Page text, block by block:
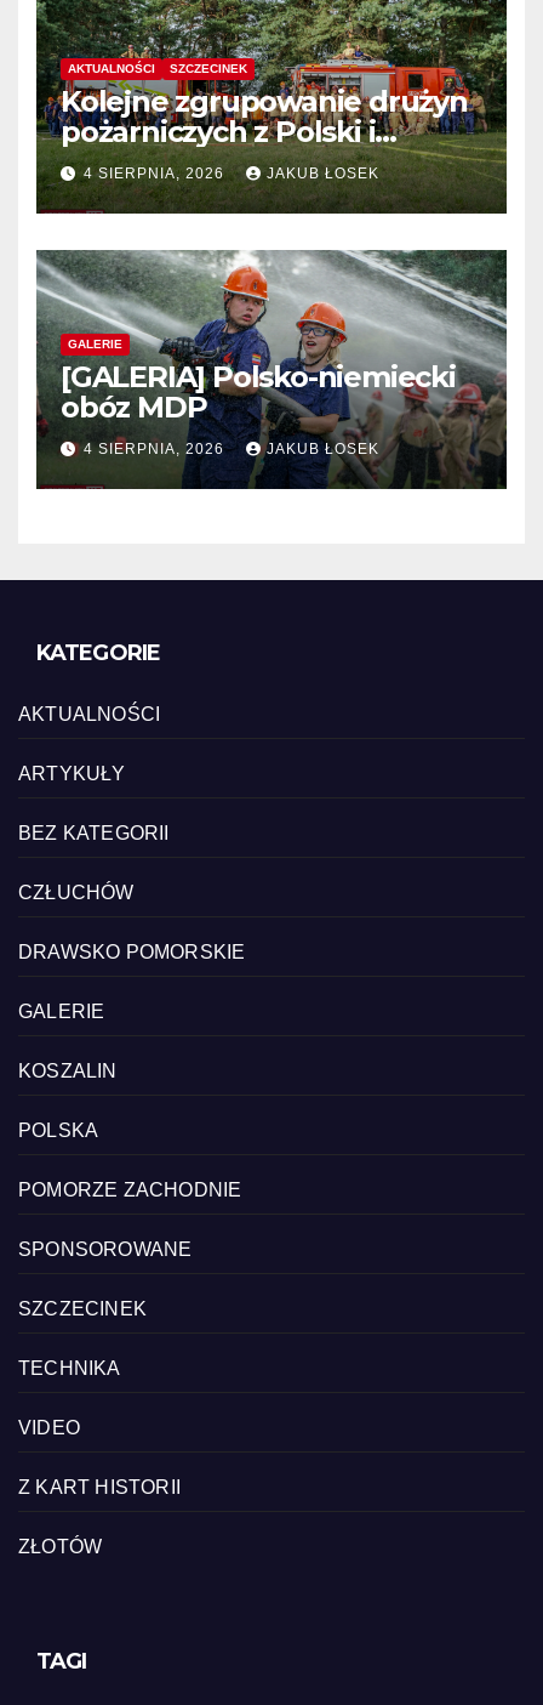
AKTUALNOŚCI SZCZECINEK
Kolejne zgrupowanie drużyn
pożarniczych z Polski i
Niemiec w regionie
4 SIERPNIA, 2026 JAKUB ŁOSEK
GALERIE
[GALERIA] Polsko-niemiecki
obóz MDP
4 SIERPNIA, 2026 JAKUB ŁOSEK
KATEGORIE
AKTUALNOŚCI
ARTYKUŁY
BEZ KATEGORII
CZŁUCHÓW
DRAWSKO POMORSKIE
GALERIE
KOSZALIN
POLSKA
POMORZE ZACHODNIE
SPONSOROWANE
SZCZECINEK
TECHNIKA
VIDEO
Z KART HISTORII
ZŁOTÓW
TAGI